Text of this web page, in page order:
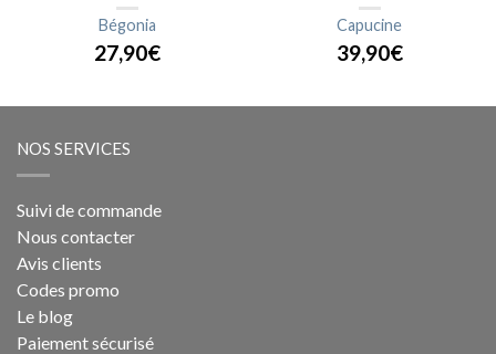
Bégonia
27,90€
Capucine
39,90€
NOS SERVICES
Suivi de commande
Nous contacter
Avis clients
Codes promo
Le blog
Paiement sécurisé